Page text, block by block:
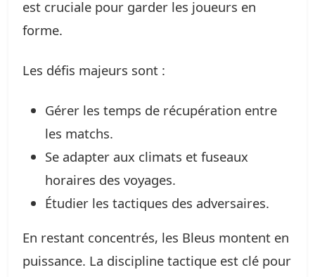
est cruciale pour garder les joueurs en
forme.
Les défis majeurs sont :
Gérer les temps de récupération entre
les matchs.
Se adapter aux climats et fuseaux
horaires des voyages.
Étudier les tactiques des adversaires.
En restant concentrés, les Bleus montent en
puissance. La discipline tactique est clé pour